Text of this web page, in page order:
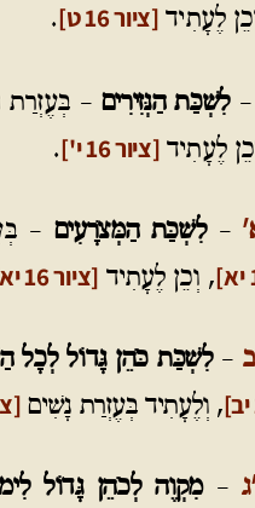
לֶעָתִיד [ציור 16 ט] .
– לִשְׁכַּת הַנְּזִירִים – בְּעֶזְרַת
לֶעָתִיד [ציור 16 י'] .
– לִשְׁכַּת הַמְּצֹרָעִים –
, וְכֵן לֶעָתִיד [ציור 16 יא]
– לִשְׁכַּת כֹּהֵן גָּדוֹל לְכָל
, וְלֶעָתִיד בְּעֶזְרַת נָשִׁים
– מִקְוֶה לְכֹהֵן גָּדוֹל